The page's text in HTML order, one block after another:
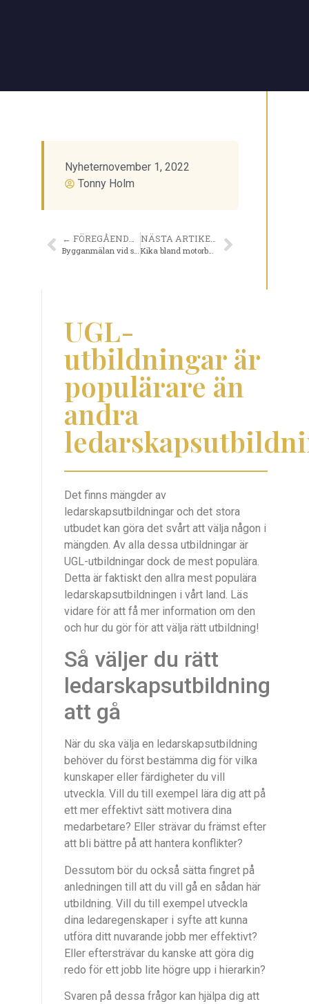
Nyheternovember 1, 2022
Tonny Holm
Bygganmälan vid stambyte – Vad gäller i Stockholm?
NÄSTA ARTIKEL →
Kika bland motorbåtar till salu – hitta en långsiktig investering
UGL-
utbildningar är
populärare än
andra
Det finns mängder av
ledarskapsutbildningar och det stora
utbudet kan göra det svårt att välja någon i
mängden. Av alla dessa utbildningar är
UGL-utbildningar dock de mest populära.
Detta är faktiskt den allra mest populära
ledarskapsutbildningen i vårt land. Läs
vidare för att få mer information om den
och hur du gör för att välja rätt utbildning!
Så väljer du rätt
ledarskapsutbildning
att gå
När du ska välja en ledarskapsutbildning
behöver du först bestämma dig för vilka
kunskaper eller färdigheter du vill
utveckla. Vill du till exempel lära dig att på
ett mer effektivt sätt motivera dina
medarbetare? Eller strävar du främst efter
att bli bättre på att hantera konflikter?
Dessutom bör du också sätta fingret på
anledningen till att du vill gå en sådan här
utbildning. Vill du till exempel utveckla
dina ledaregenskaper i syfte att kunna
utföra ditt nuvarande jobb mer effektivt?
Eller eftersträvar du kanske att göra dig
redo för ett jobb lite högre upp i hierarkin?
Svaren på dessa frågor kan hjälpa dig att